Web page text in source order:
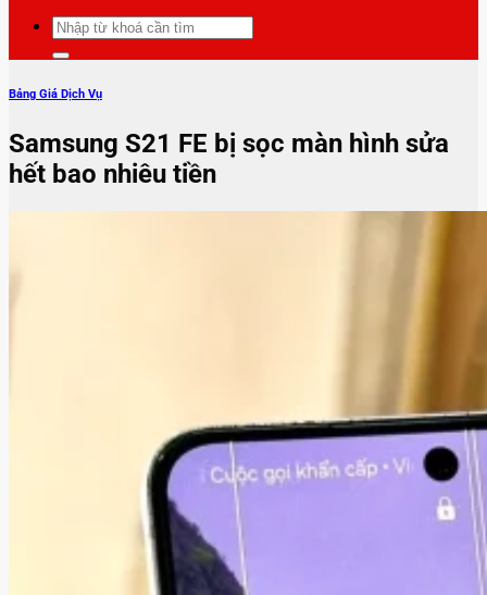
Tìm
kiếm:
Bảng Giá Dịch Vụ
Samsung S21 FE bị sọc màn hình sửa
hết bao nhiêu tiền